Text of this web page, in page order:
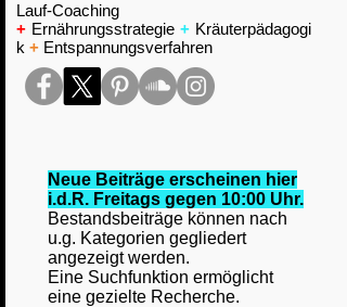
Lauf-Coaching
+ Ernährungsstrategie + Kräuterpädagogi
k + Entspannungsverfahren
Neue Beiträge erscheinen hier
i.d.R. Freitags gegen 10:00 Uhr.
Bestandsbeiträge können nach
u.g. Kategorien gegliedert
angezeigt werden.
Eine Suchfunktion ermöglicht
eine gezielte Recherche.